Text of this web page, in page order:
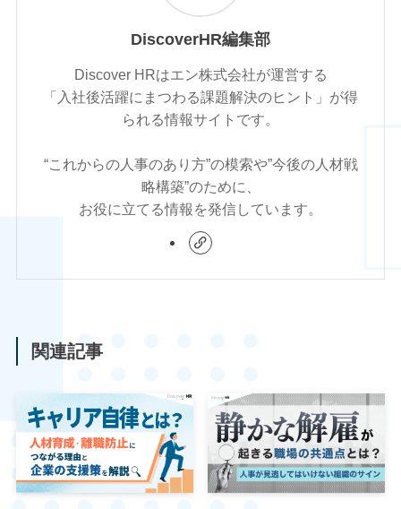
DiscoverHR編集部
Discover HRはエン株式会社が運営する
「入社後活躍にまつわる課題解決のヒント」が得
られる情報サイトです。
“これからの人事のあり方”の模索や”今後の人材戦
略構築”のために、
お役に立てる情報を発信しています。
関連記事